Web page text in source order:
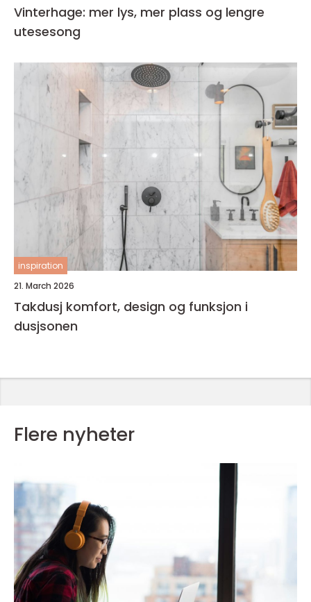
Vinterhage: mer lys, mer plass og lengre
utesesong
inspiration
21. March 2026
Takdusj komfort, design og funksjon i
dusjsonen
Flere nyheter